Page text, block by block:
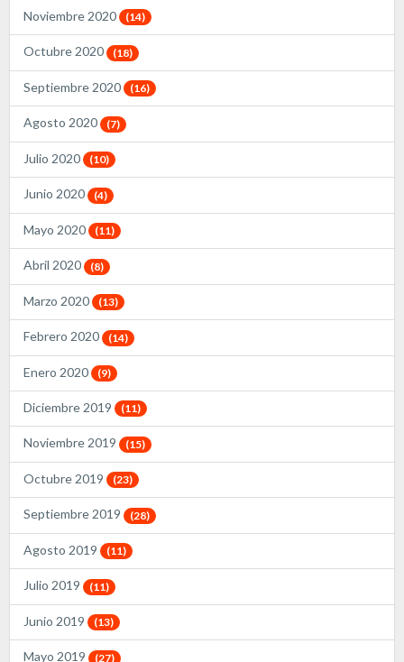
Noviembre 2020 (14)
Octubre 2020 (18)
Septiembre 2020 (16)
Agosto 2020 (7)
Julio 2020 (10)
Junio 2020 (4)
Mayo 2020 (11)
Abril 2020 (8)
Marzo 2020 (13)
Febrero 2020 (14)
Enero 2020 (9)
Diciembre 2019 (11)
Noviembre 2019 (15)
Octubre 2019 (23)
Septiembre 2019 (28)
Agosto 2019 (11)
Julio 2019 (11)
Junio 2019 (13)
Mayo 2019 (27)